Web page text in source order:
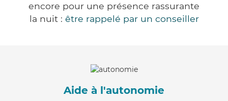
encore pour une présence rassurante
la nuit : être rappelé par un conseiller
Aide à l'autonomie